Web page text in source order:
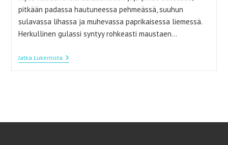
pitkään padassa hautuneessa pehmeässä, suuhun
sulavassa lihassa ja muhevassa paprikaisessa liemessä.
Herkullinen gulassi syntyy rohkeasti maustaen…
Jatka LukemistaMausteinen
Gulassikeitto